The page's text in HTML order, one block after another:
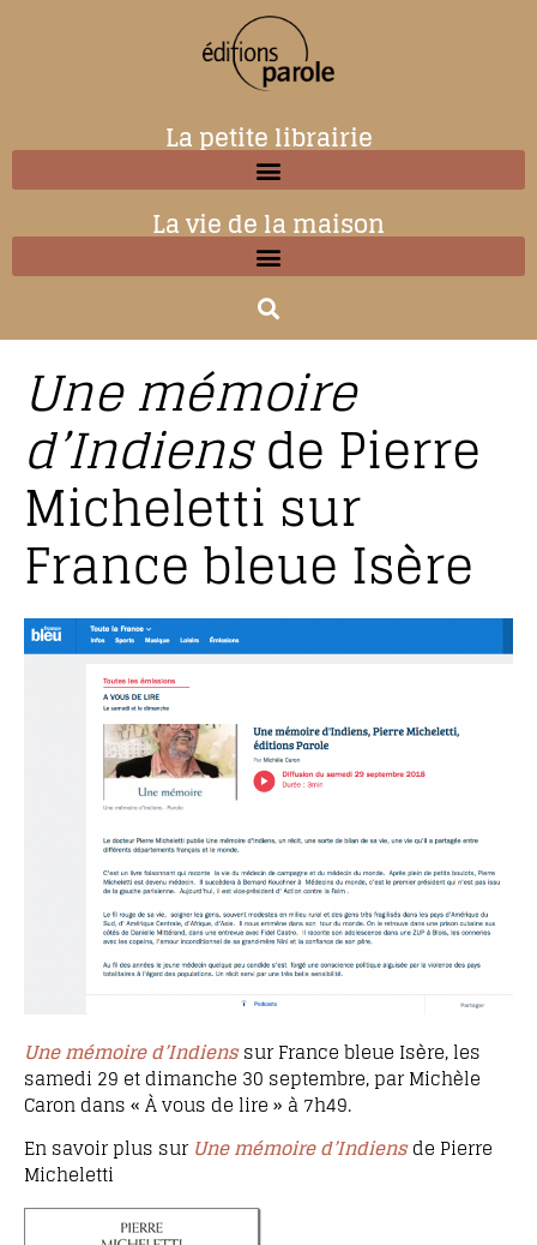
La petite librairie
La vie de la maison
Une mémoire
d’Indiensde Pierre
Micheletti sur
France bleue Isère
Une mémoire d’Indienssur France bleue Isère, les
samedi 29 et dimanche 30 septembre, par Michèle
Caron dans « À vous de lire » à 7h49.
En savoir plus surUne mémoire d’Indiensde Pierre
Micheletti